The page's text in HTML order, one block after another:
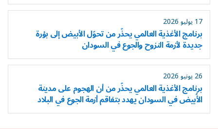
17 يوليو 2026
برنامج الأغذية العالمي يحذّر من تحوّل الأبيض إلى بؤرة
جديدة لأزمة النزوح والجوع في السودان
26 يونيو 2026
برنامج الأغذية العالمي يحذّر من أن الهجوم على مدينة
الأُبيض في السودان يهدد بتفاقم أزمة الجوع في البلاد